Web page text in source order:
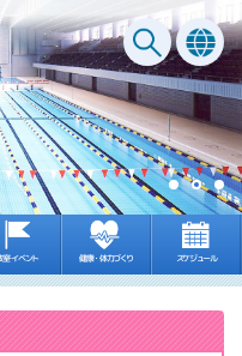
Next
室･イベント 健康・体力づくり スケジュール